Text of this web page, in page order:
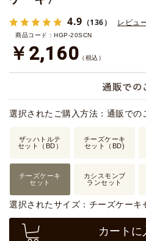
4.9 （136） レビュ
商品コード：HGP-20SCN
￥2,160 （税込）
選択されたご購入方法：通販での
ザッハトルテ
セット（BD）
チーズケーキ
セット（BD)
チーズケーキ
セット
カシスモンブ
ランセット
選択されたサイズ：チーズケーキ
カートに